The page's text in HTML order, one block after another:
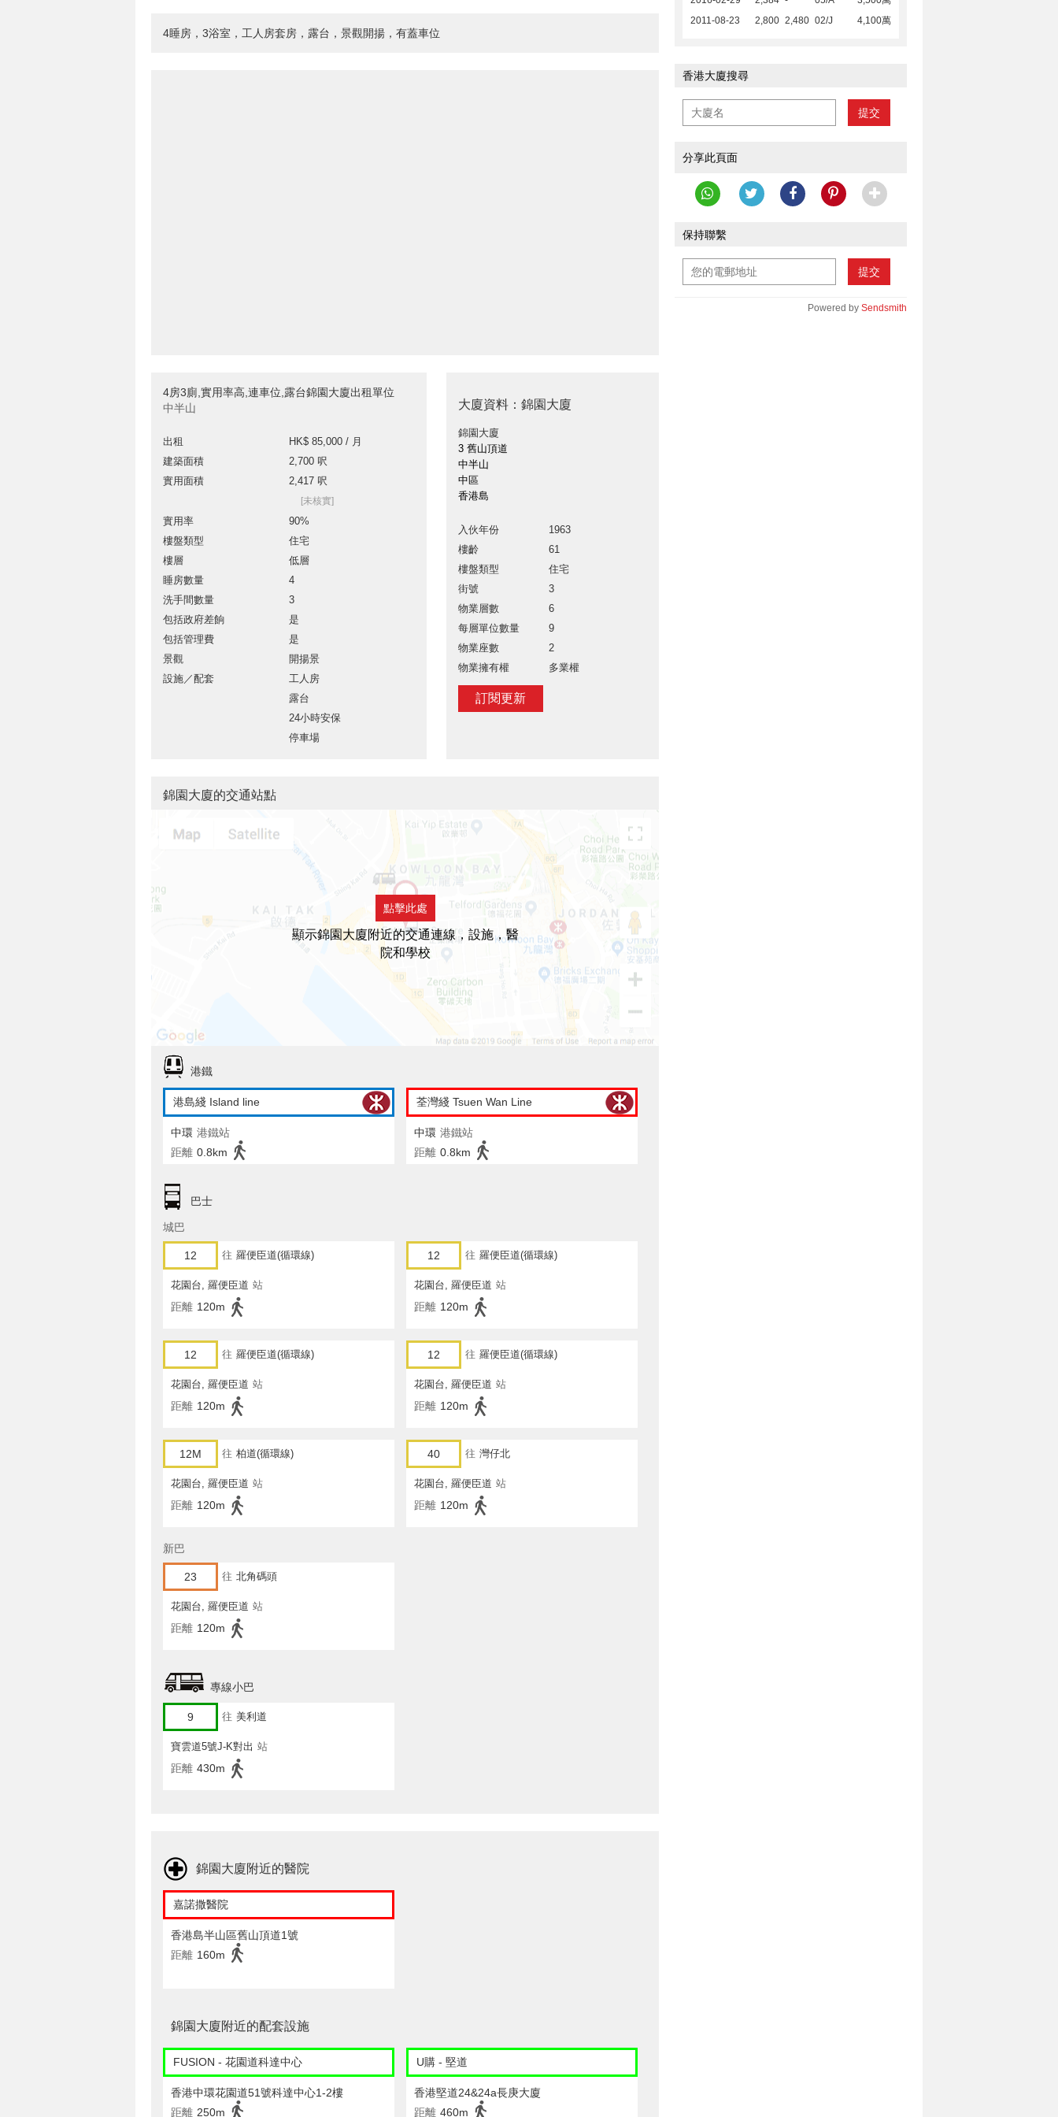
4睡房，3浴室，工人房套房，露台，景觀開揚，有蓋車位
4房3廁,實用率高,連車位,露台錦園大廈出租單位
中半山
出租
HK$ 85,000 / 月
建築面積
2,700 呎
實用面積
2,417 呎
[未核實]
實用率
90%
樓盤類型
住宅
樓層
低層
睡房數量
4
洗手間數量
3
包括政府差餉
是
包括管理費
是
景觀
開揚景
設施／配套
工人房
露台
24小時安保
停車場
大廈資料：錦園大廈
錦園大廈
3 舊山頂道
中半山
中區
香港島
入伙年份
1963
樓齡
61
樓盤類型
住宅
街號
3
物業層數
6
每層單位數量
9
物業座數
2
物業擁有權
多業權
訂閱更新
2011-08-23
2,800 2,480 02/J 4,100萬
香港大廈搜尋
提交
分享此頁面
保持聯繫
提交
Powered by Sendsmith
錦園大廈的交通站點
點擊此處
顯示錦園大廈附近的交通連線，設施，醫
院和學校
港鐵
港島綫 Island line
中環 港鐵站
距離 0.8km
荃灣綫 Tsuen Wan Line
中環 港鐵站
距離 0.8km
巴士
城巴
12 往 羅便臣道(循環線)
花園台, 羅便臣道 站
距離 120m
12 往 羅便臣道(循環線)
花園台, 羅便臣道 站
距離 120m
12 往 羅便臣道(循環線)
花園台, 羅便臣道 站
距離 120m
12 往 羅便臣道(循環線)
花園台, 羅便臣道 站
距離 120m
12M 往 柏道(循環線)
花園台, 羅便臣道 站
距離 120m
40 往 灣仔北
花園台, 羅便臣道 站
距離 120m
新巴
23 往 北角碼頭
花園台, 羅便臣道 站
距離 120m
專線小巴
9 往 美利道
寶雲道5號J-K對出 站
距離 430m
錦園大廈附近的醫院
嘉諾撒醫院
香港島半山區舊山頂道1號
距離 160m
錦園大廈附近的配套設施
FUSION - 花園道科達中心
香港中環花園道51號科達中心1-2樓
距離 250m
U購 - 堅道
香港堅道24&24a長庚大廈
距離 460m